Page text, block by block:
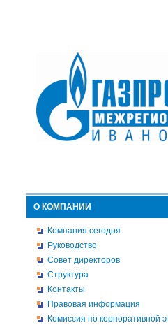
О КОМПАНИИ
Компания сегодня
Руководство
Совет директоров
Структура
Контакты
Правовая информация
Комиссия по корпоративной